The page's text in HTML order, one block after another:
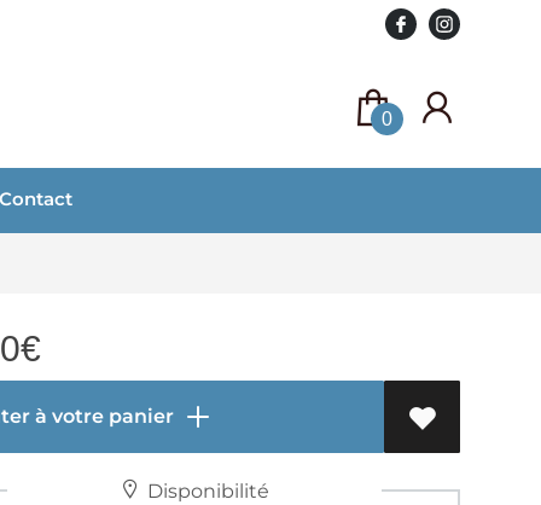
0
Contact
€
à votre panier
Disponibilité